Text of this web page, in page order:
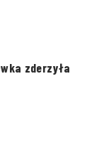
zderzyła